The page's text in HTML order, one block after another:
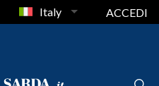
Italy ACCEDI